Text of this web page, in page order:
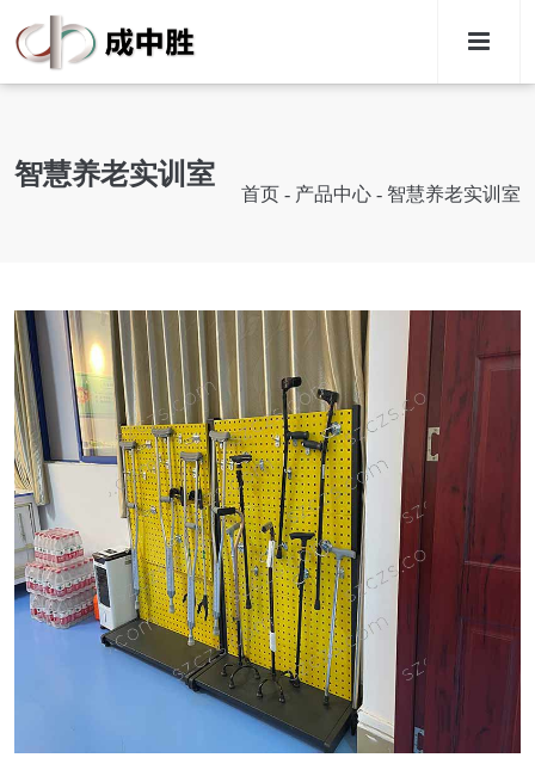
智慧养老实训室
首页 - 产品中心 - 智慧养老实训室